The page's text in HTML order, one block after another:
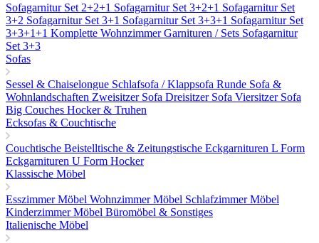
Sofagarnitur Set 2+2+1 Sofagarnitur Set 3+2+1 Sofagarnitur Set
3+2 Sofagarnitur Set 3+1 Sofagarnitur Set 3+3+1 Sofagarnitur Set
3+3+1+1 Komplette Wohnzimmer Garnituren / Sets Sofagarnitur
Set 3+3
Sofas
Sessel & Chaiselongue Schlafsofa / Klappsofa Runde Sofa &
Wohnlandschaften Zweisitzer Sofa Dreisitzer Sofa Viersitzer Sofa
Big Couches Hocker & Truhen
Ecksofas & Couchtische
Couchtische Beistelltische & Zeitungstische Eckgarnituren L Form
Eckgarnituren U Form Hocker
Klassische Möbel
Esszimmer Möbel Wohnzimmer Möbel Schlafzimmer Möbel
Kinderzimmer Möbel Büromöbel & Sonstiges
Italienische Möbel